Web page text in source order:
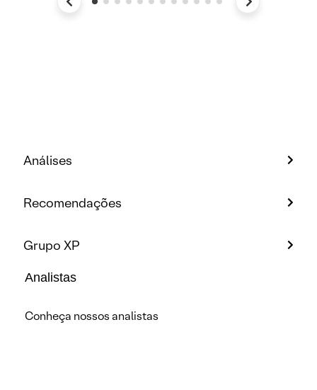
Análises
Recomendações
Grupo XP
Analistas
Conheça nossos analistas